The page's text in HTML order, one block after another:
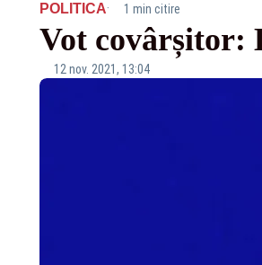
POLITICA· 1 min citire
Vot covârșitor:
12 nov. 2021, 13:04